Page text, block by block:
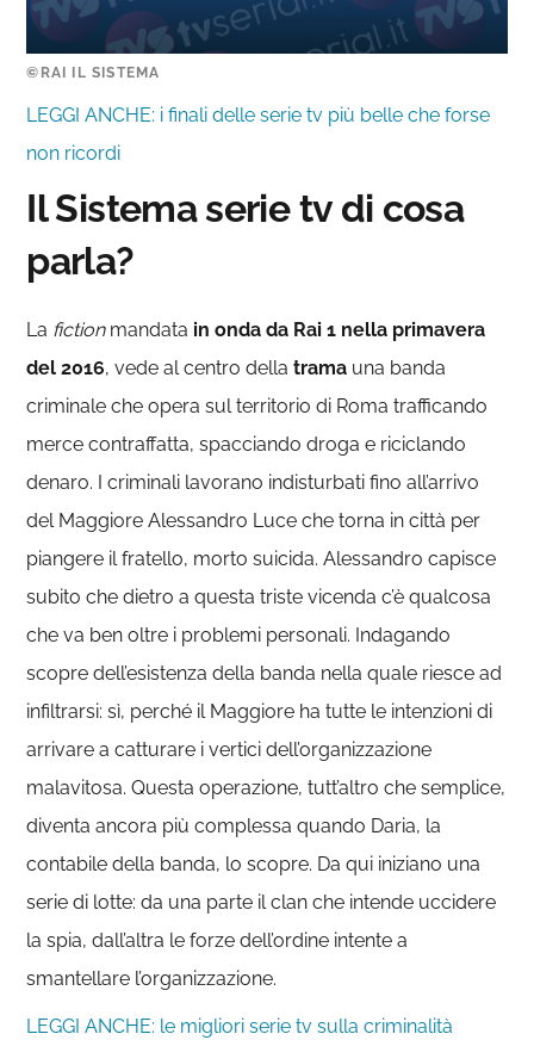
©RAI IL SISTEMA
LEGGI ANCHE: i finali delle serie tv più belle che forse
non ricordi
Il Sistema serie tv di cosa
parla?
La fictionmandata in onda da Rai 1 nella primavera
del 2016, vede al centro dellatrama una banda
criminale che opera sul territorio di Roma trafficando
merce contraffatta, spacciando droga e riciclando
denaro. I criminali lavorano indisturbati fino all’arrivo
del Maggiore Alessandro Luce che torna in città per
piangere il fratello, morto suicida. Alessandro capisce
subito che dietro a questa triste vicenda c’è qualcosa
che va ben oltre i problemi personali. Indagando
scopre dell’esistenza della banda nella quale riesce ad
infiltrarsi: sì, perché il Maggiore ha tutte le intenzioni di
arrivare a catturare i vertici dell’organizzazione
malavitosa. Questa operazione, tutt’altro che semplice,
diventa ancora più complessa quando Daria, la
contabile della banda, lo scopre. Da qui iniziano una
serie di lotte: da una parte il clan che intende uccidere
la spia, dall’altra le forze dell’ordine intente a
smantellare l’organizzazione.
LEGGI ANCHE: le migliori serie tv sulla criminalità